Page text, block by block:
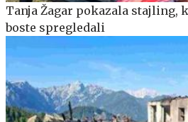
Tanja Žagar pokazala stajling,
boste spregledali